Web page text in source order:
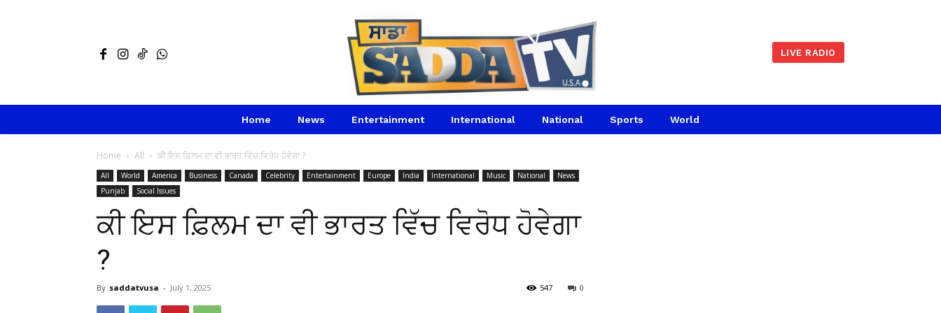
LIVE RADIO
Home News Entertainment International National Sports World
Home All ਕੀ ਇਸ ਫ਼ਿਲਮ ਦਾ ਵੀ ਭਾਰਤ ਵਿੱਚ ਵਿਰੋਧ ਹੋਵੇਗਾ ?
All World America Business Canada Celebrity Entertainment Europe India International Music National
News
Punjab
Social Issues
ਕੀ ਇਸ ਫ਼ਿਲਮ ਦਾ ਵੀ ਭਾਰਤ ਵਿੱਚ ਵਿਰੋਧ ਹੋਵੇਗਾ
?
By saddatvusa - July 1, 2025 0
547